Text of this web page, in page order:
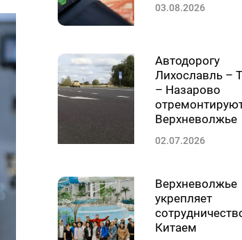
03.08.2026
Автодорогу
Лихославль –
– Назарово
Верхневолжье
02.07.2026
Верхневолжье
укрепляет
Китаем